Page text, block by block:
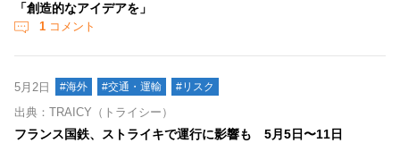
「創造的なアイデアを」
1 コメント
5月2日 #海外 #交通・運輸 #リスク
出典：TRAICY（トライシー）
フランス国鉄、ストライキで運行に影響も 5月5日〜11日